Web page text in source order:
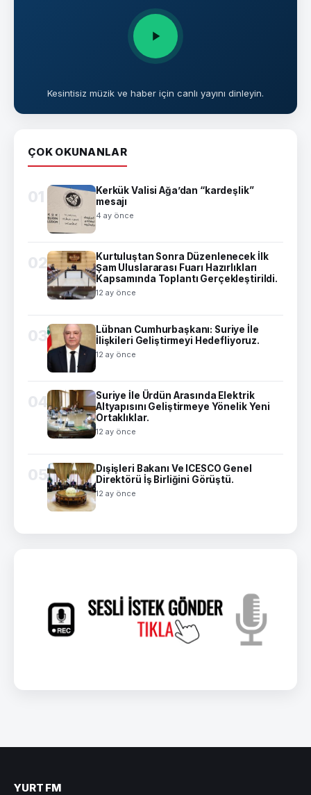
Kesintisiz müzik ve haber için canlı yayını dinleyin.
ÇOK OKUNANLAR
01
Kerkük Valisi Ağa’dan “kardeşlik”
mesajı
4 ay önce
02
Kurtuluştan Sonra Düzenlenecek İlk
Şam Uluslararası Fuarı Hazırlıkları
Kapsamında Toplantı Gerçekleştirildi.
12 ay önce
03
Lübnan Cumhurbaşkanı: Suriye İle
İlişkileri Geliştirmeyi Hedefliyoruz.
12 ay önce
04
Suriye İle Ürdün Arasında Elektrik
Altyapısını Geliştirmeye Yönelik Yeni
Ortaklıklar.
12 ay önce
05
Dışişleri Bakanı Ve ICESCO Genel
Direktörü İş Birliğini Görüştü.
12 ay önce
YURT FM